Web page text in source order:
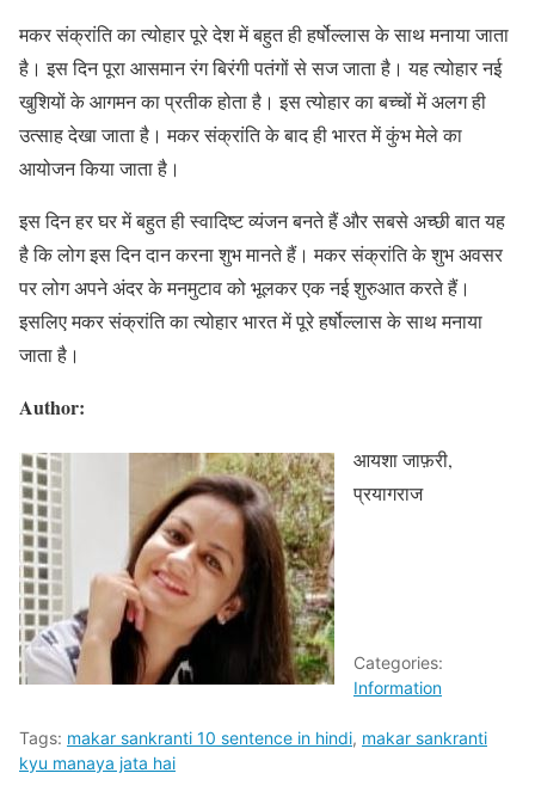
मकर संक्रांति का त्योहार पूरे देश में बहुत ही हर्षोल्लास के साथ मनाया जाता
है। इस दिन पूरा आसमान रंग बिरंगी पतंगों से सज जाता है। यह त्योहार नई
खुशियों के आगमन का प्रतीक होता है। इस त्योहार का बच्चों में अलग ही
उत्साह देखा जाता है। मकर संक्रांति के बाद ही भारत में कुंभ मेले का
आयोजन किया जाता है।
इस दिन हर घर में बहुत ही स्वादिष्ट व्यंजन बनते हैं और सबसे अच्छी बात यह
है कि लोग इस दिन दान करना शुभ मानते हैं। मकर संक्रांति के शुभ अवसर
पर लोग अपने अंदर के मनमुटाव को भूलकर एक नई शुरुआत करते हैं।
इसलिए मकर संक्रांति का त्योहार भारत में पूरे हर्षोल्लास के साथ मनाया
जाता है।
Author:
आयशा जाफ़री,
प्रयागराज
Categories:
Information
Tags: makar sankranti 10 sentence in hindi, makar sankranti
kyu manaya jata hai